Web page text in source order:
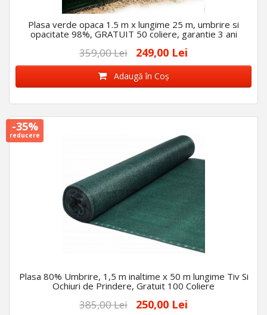
Plasa verde opaca 1.5 m x lungime 25 m, umbrire si
opacitate 98%, GRATUIT 50 coliere, garantie 3 ani
359,00 Lei 249,00 Lei
Adaugă în Coş
-35%
reducere
Plasa 80% Umbrire, 1,5 m inaltime x 50 m lungime Tiv Si
Ochiuri de Prindere, Gratuit 100 Coliere
385,00 Lei 250,00 Lei